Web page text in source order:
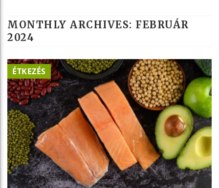
MONTHLY ARCHIVES: FEBRUÁR
2024
ÉTKEZÉS